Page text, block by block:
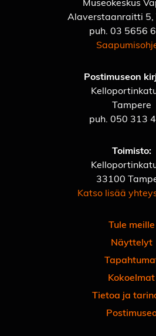
Alaverstaanraitti 5,
puh. 03 5656
Postimuseon
Tampere
puh. 050 313
Toimisto:
33100
Katso lisää
Tule meille
Näyttelyt
Kokoelmat
Tietoa ja